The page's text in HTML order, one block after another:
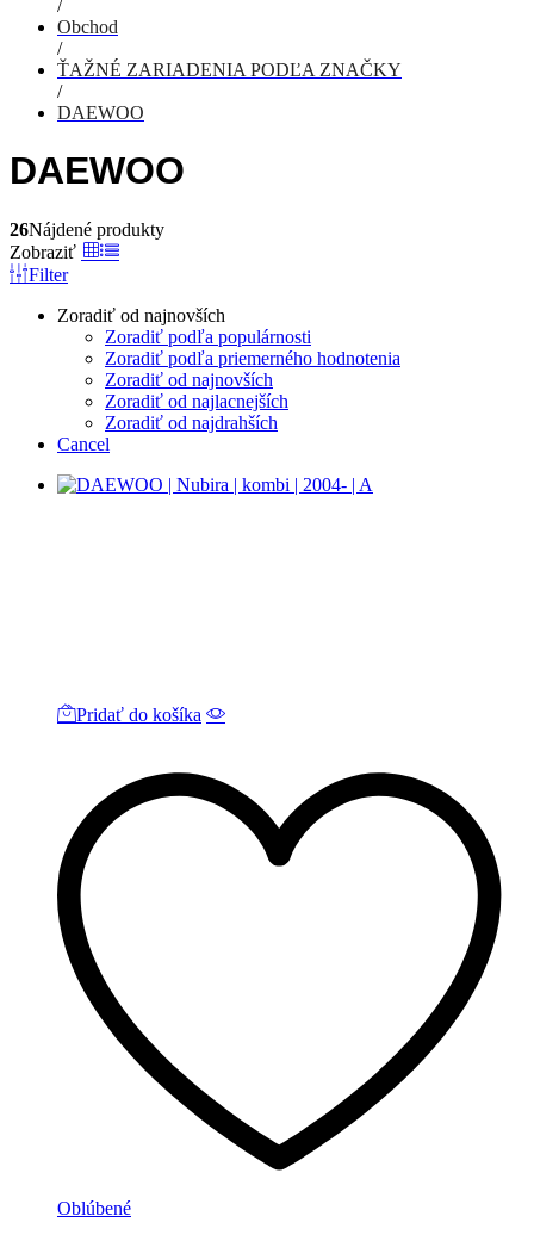
/
Obchod
/
ŤAŽNÉ ZARIADENIA PODĽA ZNAČKY
/
DAEWOO
DAEWOO
26Nájdené produkty
Zobraziť
Filter
Zoradiť od najnovších
Zoradiť podľa populárnosti
Zoradiť podľa priemerného hodnotenia
Zoradiť od najnovších
Zoradiť od najlacnejších
Zoradiť od najdrahších
Cancel
Pridať do košíka
Oblúbené